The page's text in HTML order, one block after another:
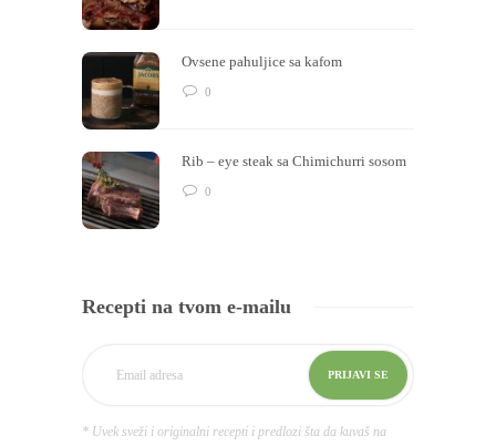
Ovsene pahuljice sa kafom
0
Rib – eye steak sa Chimichurri sosom
0
Recepti na tvom e-mailu
* Uvek sveži i originalni recepti i predlozi šta da kuvaš na